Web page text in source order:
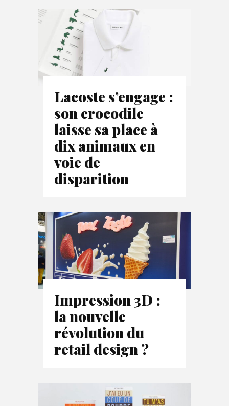
Lacoste s’engage :
son crocodile
laisse sa place à
dix animaux en
voie de
disparition
Impression 3D :
la nouvelle
révolution du
retail design ?